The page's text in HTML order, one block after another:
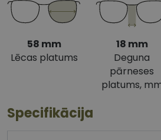
58 mm
Lēcas platums
18 mm
Deguna
pārneses
platums,
Specifikācija